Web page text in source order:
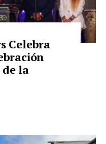
Celebra
la